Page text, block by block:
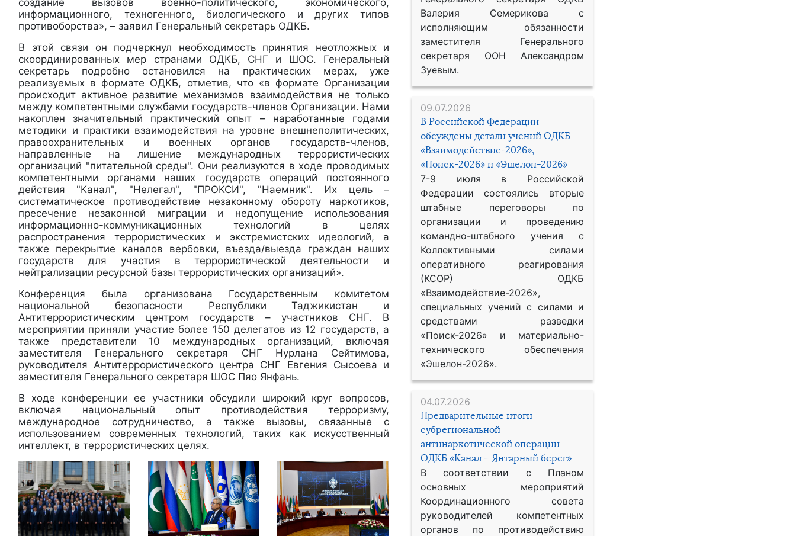
Валерия Семерикова с
исполняющим обязанности
заместителя Генерального
секретаря ООН Александром
Зуевым.
09.07.2026
В Российской Федерации
обсуждены детали учений ОДКБ
«Взаимодействие-2026»,
«Поиск-2026» и «Эшелон-2026»
7-9 июля в Российской
Федерации состоялись вторые
штабные переговоры по
организации и проведению
командно-штабного учения с
Коллективными силами
оперативного реагирования
(КСОР) ОДКБ
«Взаимодействие-2026»,
специальных учений с силами и
средствами разведки
«Поиск-2026» и материально-
технического обеспечения
«Эшелон-2026».
04.07.2026
Предварительные итоги
субрегиональной
антинаркотической операции
ОДКБ «Канал – Янтарный берег»
В соответствии с Планом
основных мероприятий
Координационного совета
руководителей компетентных
органов по противодействию
создание вызовов военно-политического, экономического,
информационного, техногенного, биологического и других типов
противоборства», – заявил Генеральный секретарь ОДКБ.
В этой связи он подчеркнул необходимость принятия неотложных и
скоординированных мер странами ОДКБ, СНГ и ШОС. Генеральный
секретарь подробно остановился на практических мерах, уже
реализуемых в формате ОДКБ, отметив, что «в формате Организации
происходит активное развитие механизмов взаимодействия не только
между компетентными службами государств-членов Организации. Нами
накоплен значительный практический опыт – наработанные годами
методики и практики взаимодействия на уровне внешнеполитических,
правоохранительных и военных органов государств-членов,
направленные на лишение международных террористических
организаций "питательной среды". Они реализуются в ходе проводимых
компетентными органами наших государств операций постоянного
действия "Канал", "Нелегал", "ПРОКСИ", "Наемник". Их цель –
систематическое противодействие незаконному обороту наркотиков,
пресечение незаконной миграции и недопущение использования
информационно-коммуникационных технологий в целях
распространения террористических и экстремистских идеологий, а
также перекрытие каналов вербовки, въезда/выезда граждан наших
государств для участия в террористической деятельности и
нейтрализации ресурсной базы террористических организаций».
Конференция была организована Государственным комитетом
национальной безопасности Республики Таджикистан и
Антитеррористическим центром государств – участников СНГ. В
мероприятии приняли участие более 150 делегатов из 12 государств, а
также представители 10 международных организаций, включая
заместителя Генерального секретаря СНГ Нурлана Сейтимова,
руководителя Антитеррористического центра СНГ Евгения Сысоева и
заместителя Генерального секретаря ШОС Пяо Янфань.
В ходе конференции ее участники обсудили широкий круг вопросов,
включая национальный опыт противодействия терроризму,
международное сотрудничество, а также вызовы, связанные с
использованием современных технологий, таких как искусственный
интеллект, в террористических целях.